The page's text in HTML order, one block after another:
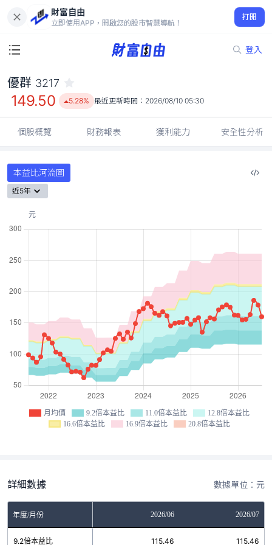
財富自由
立即使用APP，開啟您的股市智慧導航！
打開
登入
149.50
5.28%
優群 3217
149.50 5.28% 最近更新時間： 2026/08/10 05:30
個股概覽 財務報表 獲利能力 安全性分析
本益比河流圖
近5年
月均價 9.2倍本益比 11.0倍本益比
12.8倍本益比
16.6倍本益比
16.9倍本益比 20.8倍本益比
詳細數據 數據單位：元
年度/月份 2026/06 2026/07
9.2倍本益比 115.46 115.46